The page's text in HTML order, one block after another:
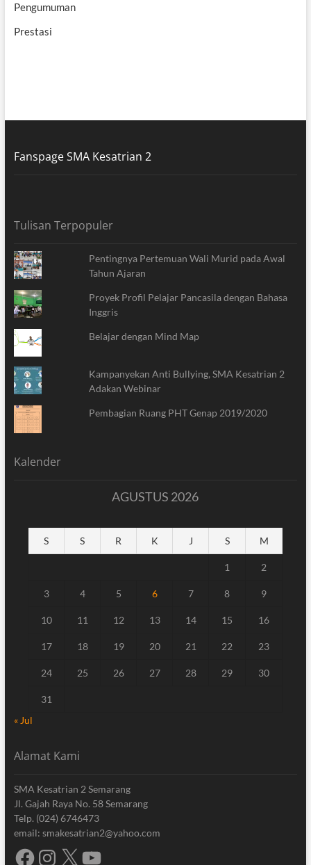
Pengumuman
Prestasi
Fanspage SMA Kesatrian 2
Tulisan Terpopuler
Pentingnya Pertemuan Wali Murid pada Awal
Tahun Ajaran
Proyek Profil Pelajar Pancasila dengan Bahasa
Inggris
Belajar dengan Mind Map
Kampanyekan Anti Bullying, SMA Kesatrian 2
Adakan Webinar
Pembagian Ruang PHT Genap 2019/2020
Kalender
AGUSTUS 2026
S S R K J S M
1 2
3 4 5 6 7 8 9
10 11 12 13 14 15 16
17 18 19 20 21 22 23
24 25 26 27 28 29 30
31
« Jul
Alamat Kami
SMA Kesatrian 2 Semarang
Jl. Gajah Raya No. 58 Semarang
Telp. (024) 6746473
email: smakesatrian2@yahoo.com
FacebookInstagram
X YouTube